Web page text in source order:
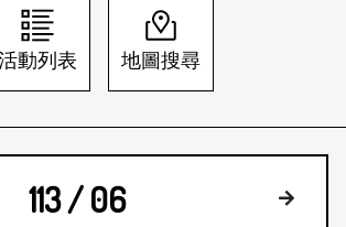
動列表 地圖搜尋
113 / 06 下個月